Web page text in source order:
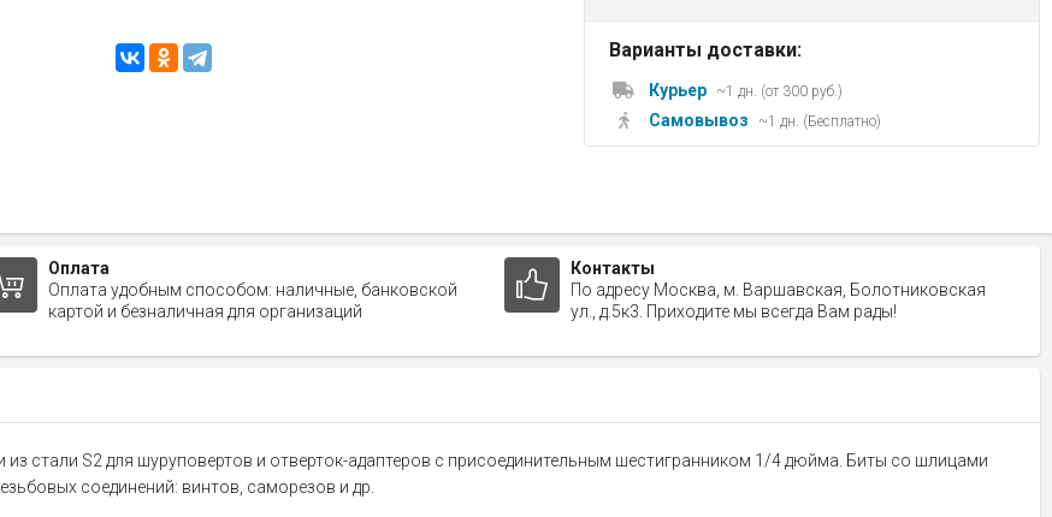
Варианты доставки:
Курьер ~1 дн. (от 300 руб.)
Самовывоз ~1 дн. (Бесплатно)
Оплата
Оплата удобным способом: наличные, банковской
картой и безналичная для организаций
Контакты
По адресу Москва, м. Варшавская, Болотниковская
ул., д.5к3. Приходите мы всегда Вам рады!
стали S2 для шуруповертов и отверток-адаптеров с присоединительным шестигранником 1/4 дюйма. Биты со шлицами
соединений: винтов, саморезов и др.